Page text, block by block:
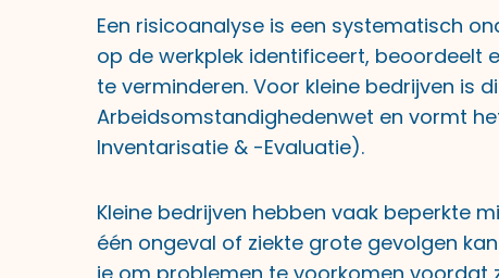
Een risicoanalyse is een systematisch
op de werkplek identificeert, beoordeelt
te verminderen. Voor kleine bedrijven is
Arbeidsomstandighedenwet en vormt
Inventarisatie & -Evaluatie).
Kleine bedrijven hebben vaak beperkte
één ongeval of ziekte grote gevolgen